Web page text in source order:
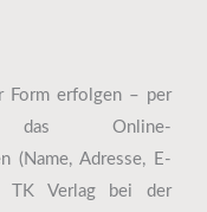
Form erfolgen – per
Online-
(Name, Adresse, E-
TK Verlag bei der